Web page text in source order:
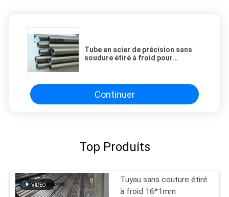
Tube en acier de précision sans
soudure étiré à froid pour
Continuer
Top Produits
Tuyau sans couture étiré
à froid 16*1mm